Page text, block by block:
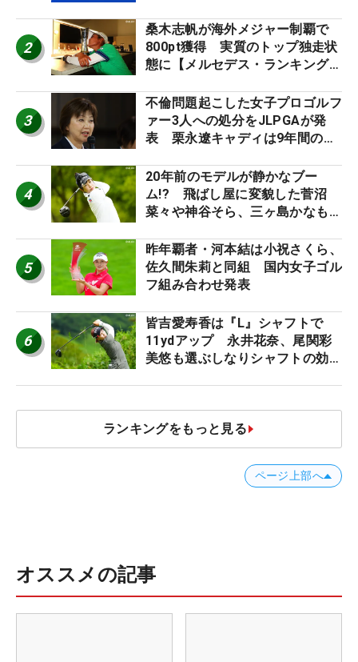
2
桑木志帆が海外メジャー制覇で
800pt獲得 実質のトップ独走状
態に【メルセデス・ランキング番
3
不倫問題起こした女子プロゴルフ
ァー3人への処分をJLPGAが発
表 栗永遼キャディは9年間の立
4
20年前のモデルが静かなブー
ム!? 飛ばし屋に変貌した菅沼
菜々や神谷そら、三ヶ島かなも使
ロたちの“飛ばしギア”】
5
昨年覇者・河本結は小祝さくら、
佐久間朱莉と同組 国内女子ゴル
フ組み合わせ発表
6
皆吉愛寿香は『L』シャフトで
11ydアップ 永井花奈、尾関彩
美悠も選ぶしなりシャフトの効果
ランキングをもっと見る
ページ上部へ
オススメの記事